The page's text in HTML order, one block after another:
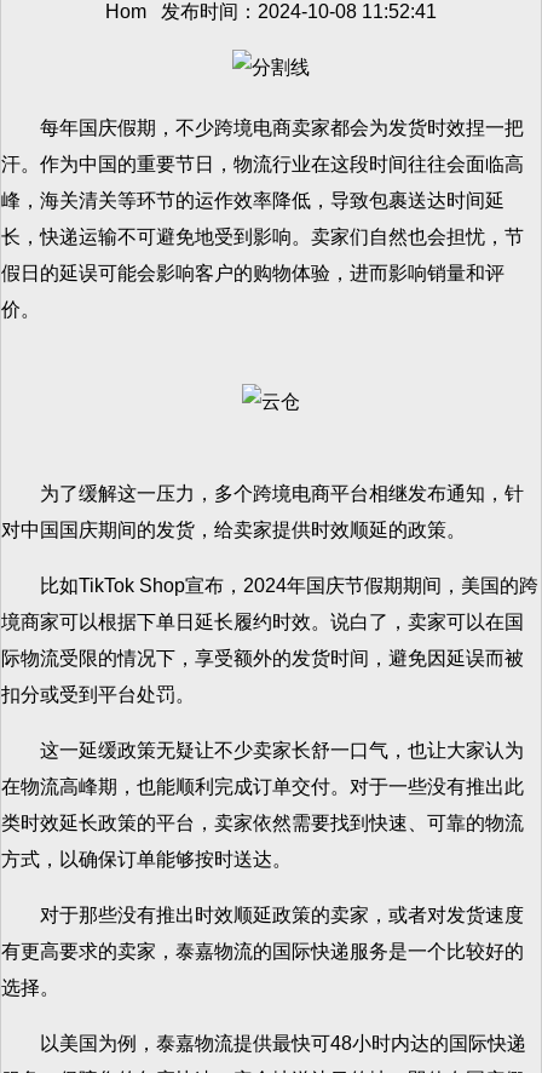
Hom 发布时间：2024-10-08 11:52:41
每年国庆假期，不少跨境电商卖家都会为发货时效捏一把
汗。作为中国的重要节日，物流行业在这段时间往往会面临高
峰，海关清关等环节的运作效率降低，导致包裹送达时间延
长，快递运输不可避免地受到影响。卖家们自然也会担忧，节
假日的延误可能会影响客户的购物体验，进而影响销量和评
价。
为了缓解这一压力，多个跨境电商平台相继发布通知，针
对中国国庆期间的发货，给卖家提供时效顺延的政策。
比如TikTok Shop宣布，2024年国庆节假期期间，美国的跨
境商家可以根据下单日延长履约时效。说白了，卖家可以在国
际物流受限的情况下，享受额外的发货时间，避免因延误而被
扣分或受到平台处罚。
这一延缓政策无疑让不少卖家长舒一口气，也让大家认为
在物流高峰期，也能顺利完成订单交付。对于一些没有推出此
类时效延长政策的平台，卖家依然需要找到快速、可靠的物流
方式，以确保订单能够按时送达。
对于那些没有推出时效顺延政策的卖家，或者对发货速度
有更高要求的卖家，泰嘉物流的国际快递服务是一个比较好的
选择。
以美国为例，泰嘉物流提供最快可48小时内达的国际快递